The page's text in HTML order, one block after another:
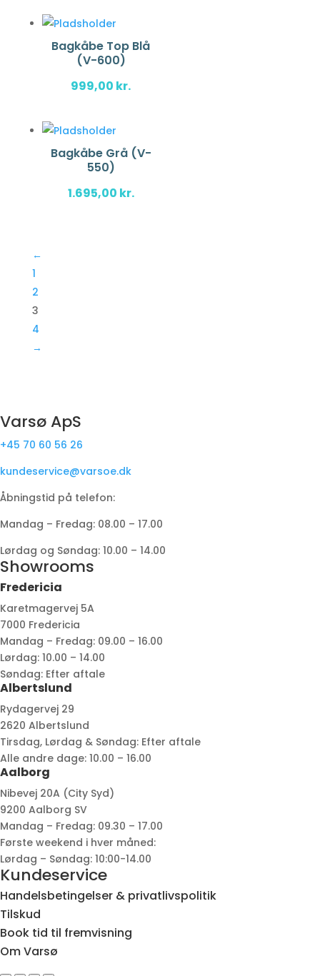
Bagkåbe Top Blå
(V-600)
999,00 kr.
Bagkåbe Grå (V-
550)
1.695,00 kr.
←
1
2
3
4
→
Varsø ApS
+45 70 60 56 26
kundeservice@varsoe.dk
Åbningstid på telefon:
Mandag – Fredag: 08.00 – 17.00
Lørdag og Søndag: 10.00 – 14.00
Showrooms
Fredericia
Karetmagervej 5A
7000 Fredericia
Mandag – Fredag: 09.00 – 16.00
Lørdag: 10.00 – 14.00
Søndag: Efter aftale
Albertslund
Rydagervej 29
2620 Albertslund
Tirsdag, Lørdag & Søndag: Efter aftale
Alle andre dage: 10.00 – 16.00
Aalborg
Nibevej 20A (City Syd)
9200 Aalborg SV
Mandag – Fredag: 09.30 – 17.00
Første weekend i hver måned:
Lørdag – Søndag: 10:00-14.00
Kundeservice
Handelsbetingelser & privatlivspolitik
Tilskud
Book tid til fremvisning
Om Varsø